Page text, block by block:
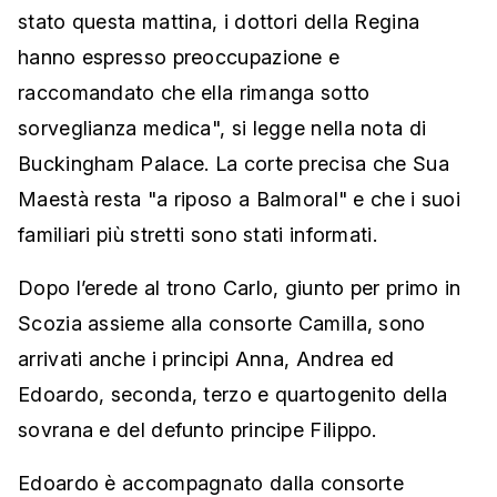
stato questa mattina, i dottori della Regina
hanno espresso preoccupazione e
raccomandato che ella rimanga sotto
sorveglianza medica", si legge nella nota di
Buckingham Palace. La corte precisa che Sua
Maestà resta "a riposo a Balmoral" e che i suoi
familiari più stretti sono stati informati.
Dopo l’erede al trono Carlo, giunto per primo in
Scozia assieme alla consorte Camilla, sono
arrivati anche i principi Anna, Andrea ed
Edoardo, seconda, terzo e quartogenito della
sovrana e del defunto principe Filippo.
Edoardo è accompagnato dalla consorte